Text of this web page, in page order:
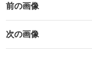
前の画像
次の画像